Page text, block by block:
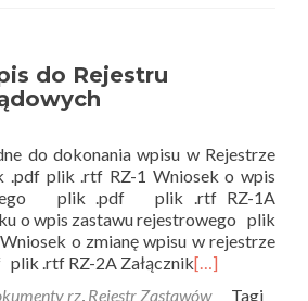
do Rejestru
do dokonania wpisu w Rejestrze
.pdf plik .rtf RZ-1 Wniosek o wpis
plik .pdf plik .rtf RZ-1A
o wpis zastawu rejestrowego plik
o zmianę wpisu w rejestrze
.rtf RZ-2A Załącznik[…]
rz, Rejestr Zastawów
Tagi